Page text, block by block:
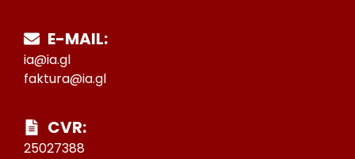
E-MAIL:
ia@ia.gl
faktura@ia.gl
CVR:
25027388